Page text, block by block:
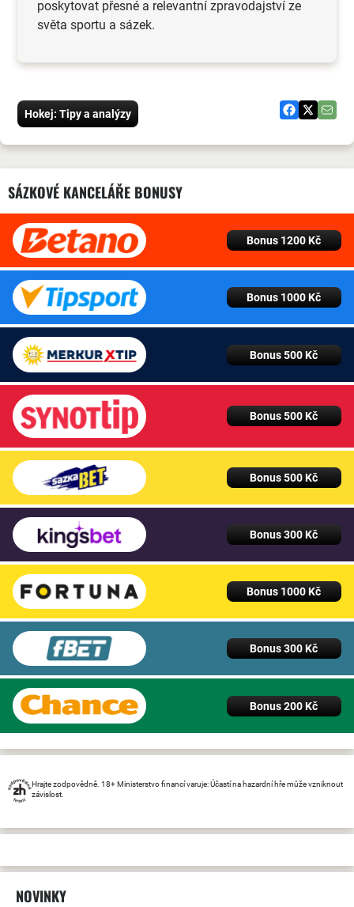
poskytovat přesné a relevantní zpravodajství ze
světa sportu a sázek.
Hokej: Tipy a analýzy
SÁZKOVÉ KANCELÁŘE BONUSY
Bonus 1200 Kč
Bonus 1000 Kč
Bonus 500 Kč
Bonus 500 Kč
Bonus 500 Kč
Bonus 300 Kč
Bonus 1000 Kč
Bonus 300 Kč
Bonus 200 Kč
Hrajte zodpovědně. 18+ Ministerstvo financí varuje: Účastí na hazardní hře může vzniknout
závislost.
NOVINKY